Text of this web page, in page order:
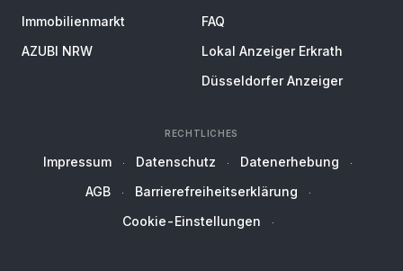
Immobilienmarkt
AZUBI NRW
FAQ
Lokal Anzeiger Erkrath
Düsseldorfer Anzeiger
RECHTLICHES
Impressum Datenschutz
Datenerhebung
AGB
Barrierefreiheitserklärung
Cookie-Einstellungen